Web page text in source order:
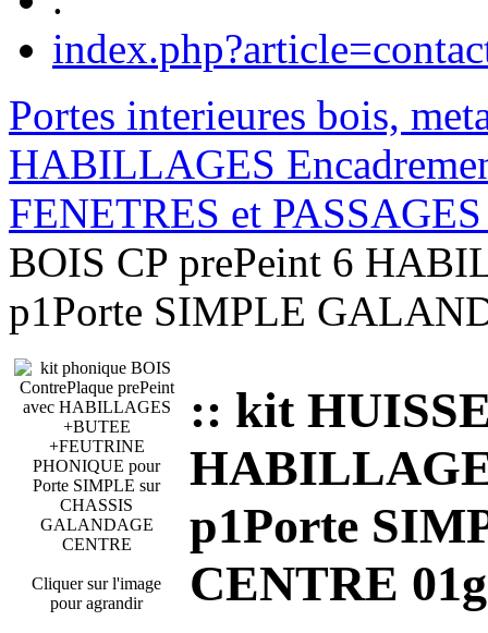
Portes interieures bois,
HABILLAGES
FENETRES et
BOIS CP prePeint 6
p1Porte SIMPLE
Cliquer sur l'image
pour agrandir
:: kit
p1Porte
CENTRE